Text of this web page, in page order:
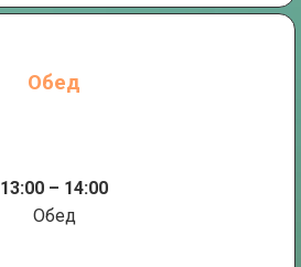
Обед
13:00 – 14:00
Обед